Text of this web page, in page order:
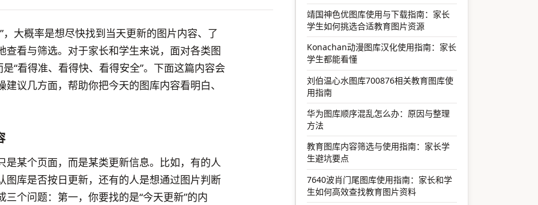
大概率是想尽快找到当天更新的图片内容、了
看与筛选。对于家长和学生来说，面对各类图
“看得准、看得快、看得安全”。下面这篇内容会
议几方面，帮助你把今天的图库内容看明白、
某个页面，而是某类更新信息。比如，有的人
库是否按日更新，还有的人是想通过图片判断
个问题：第一，你要找的是“今天更新”的内
靖国神色优图库使用与下载指南：家长
学生如何挑选合适教育图片资源
Konachan动漫图库汉化使用指南：家长
学生都能看懂
刘伯温心水图库700876相关教育图库使
用指南
华为图库顺序混乱怎么办：原因与整理
方法
教育图库内容筛选与使用指南：家长学
生避坑要点
7640波肖门尾图库使用指南：家长和学
生如何高效查找教育图片资料